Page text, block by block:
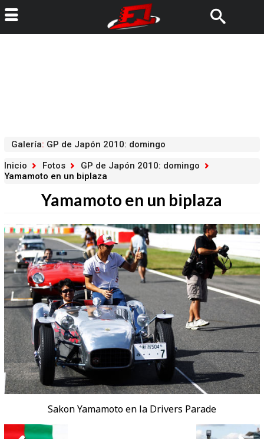
Galería: GP de Japón 2010: domingo
Inicio
Fotos
GP de Japón 2010: domingo
Yamamoto en un biplaza
Yamamoto en un biplaza
Sakon Yamamoto en la Drivers Parade